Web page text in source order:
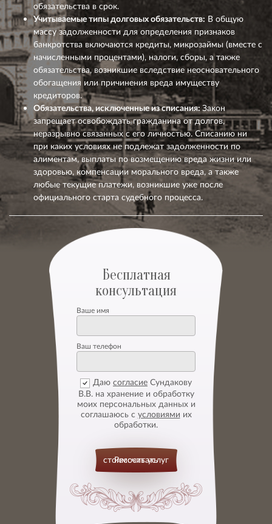
обязательства в срок.
Учитываемые типы долговых обязательств: В общую
массу задолженности для определения признаков
банкротства включаются кредиты, микрозаймы (вместе с
начисленными процентами), налоги, сборы, а также
обязательства, возникшие вследствие неосновательного
обогащения или причинения вреда имуществу
кредиторов.
Обязательства, исключенные из списания:Закон
запрещает освобождать гражданина от долгов,
неразрывно связанных с его личностью. Списанию ни
при каких условиях не подлежат задолженности по
алиментам, выплаты по возмещению вреда жизни или
здоровью, компенсации морального вреда, а также
любые текущие платежи, возникшие уже после
официального старта судебного процесса.
Бесплатная
консультация
Ваше имя
Ваш телефон
Даю согласие Сундакову
В.В. на хранение и обработку
моих персональных данных и
соглашаюсь с условиями их
обработки.
Рассчитать стоимость услуг